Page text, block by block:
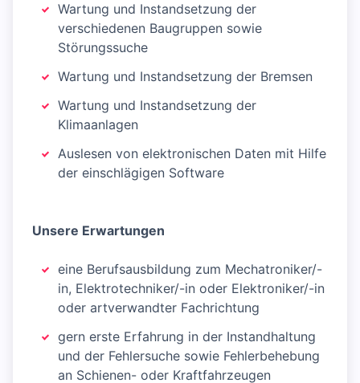
Wartung und Instandsetzung der
verschiedenen Baugruppen sowie
Störungssuche
Wartung und Instandsetzung der Bremsen
Wartung und Instandsetzung der
Klimaanlagen
Auslesen von elektronischen Daten mit Hilfe
der einschlägigen Software
Unsere Erwartungen
eine Berufsausbildung zum Mechatroniker/-
in, Elektrotechniker/-in oder Elektroniker/-in
oder artverwandter Fachrichtung
gern erste Erfahrung in der Instandhaltung
und der Fehlersuche sowie Fehlerbehebung
an Schienen- oder Kraftfahrzeugen